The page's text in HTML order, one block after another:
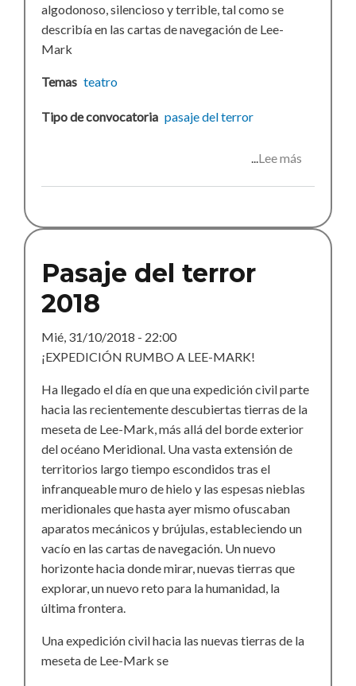
algodonoso, silencioso y terrible, tal como se
describía en las cartas de navegación de Lee-
Mark
Temas teatro
Tipo de convocatoria pasaje del terror
Lee más
terror
Pasaje del terror
2018
Mié, 31/10/2018 - 22:00
¡EXPEDICIÓN RUMBO A LEE-MARK!
Ha llegado el día en que una expedición civil parte
hacia las recientemente descubiertas tierras de la
meseta de Lee-Mark, más allá del borde exterior
del océano Meridional. Una vasta extensión de
territorios largo tiempo escondidos tras el
infranqueable muro de hielo y las espesas nieblas
meridionales que hasta ayer mismo ofuscaban
aparatos mecánicos y brújulas, estableciendo un
vacío en las cartas de navegación. Un nuevo
horizonte hacia donde mirar, nuevas tierras que
explorar, un nuevo reto para la humanidad, la
última frontera.
Una expedición civil hacia las nuevas tierras de la
meseta de Lee-Mark se